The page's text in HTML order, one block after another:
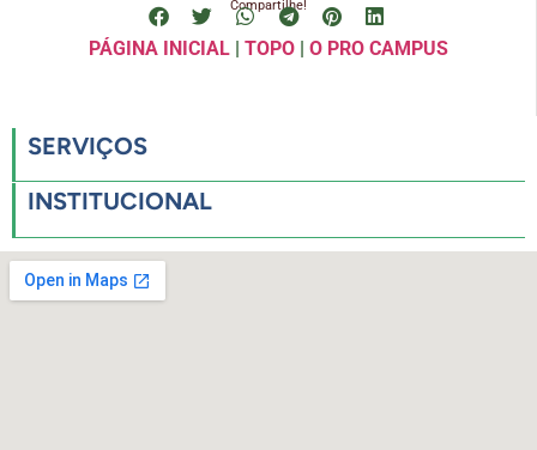
Compartilhe!
PÁGINA INICIAL| TOPO| O PRO CAMPUS
SERVIÇOS
INSTITUCIONAL